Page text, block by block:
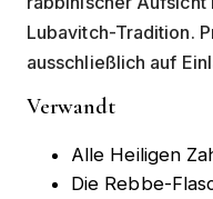
Lubavitch-Tradition.
ausschließlich auf
Verwandt
Alle Heiligen
Die Rebbe-